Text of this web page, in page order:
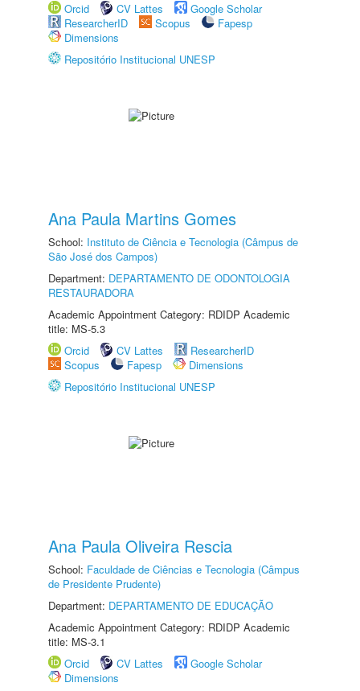
Orcid
CV Lattes
Google Scholar
ResearcherID
Scopus
Fapesp
Dimensions
Repositório Institucional UNESP
Ana Paula Martins Gomes
School: Instituto de Ciência e Tecnologia (Câmpus de
São José dos Campos)
Department: DEPARTAMENTO DE ODONTOLOGIA
RESTAURADORA
Academic Appointment Category: RDIDP Academic
title: MS-5.3
Orcid
CV Lattes
ResearcherID
Scopus
Fapesp
Dimensions
Repositório Institucional UNESP
Ana Paula Oliveira Rescia
School: Faculdade de Ciências e Tecnologia (Câmpus
de Presidente Prudente)
Department: DEPARTAMENTO DE EDUCAÇÃO
Academic Appointment Category: RDIDP Academic
title: MS-3.1
Orcid
CV Lattes
Google Scholar
Dimensions